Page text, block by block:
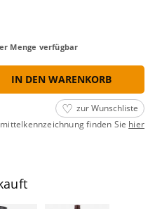
Menge verfügbar
IN DEN WARENKORB
zur Wunschliste
finden Sie hier